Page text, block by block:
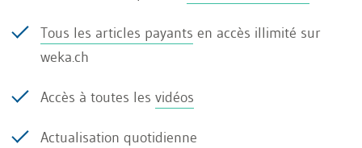
le bilan
Tous les articles payants en accès illimité sur
weka.ch
Accès à toutes les vidéos
Actualisation quotidienne